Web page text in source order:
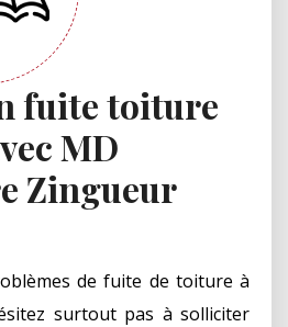
fuite toiture
MD
Zingueur
de fuite de toiture à
surtout pas à solliciter